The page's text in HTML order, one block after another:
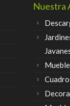
Nuestra